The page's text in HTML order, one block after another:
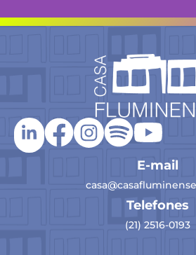
E-mail
Telefones
(21) 2516-0193